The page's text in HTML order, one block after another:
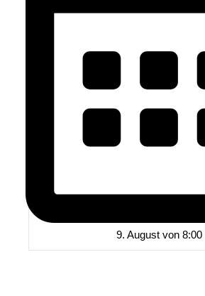
9. August von 8:00